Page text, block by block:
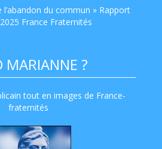
du commun » Rapport
France Fraternités
MARIANNE ?
tout en images de France-
fraternités